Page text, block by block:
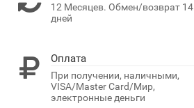
12 Месяцев. Обмен/возврат 14
дней
Оплата
При получении, наличными,
VISA/Master Card/Мир,
электронные деньги